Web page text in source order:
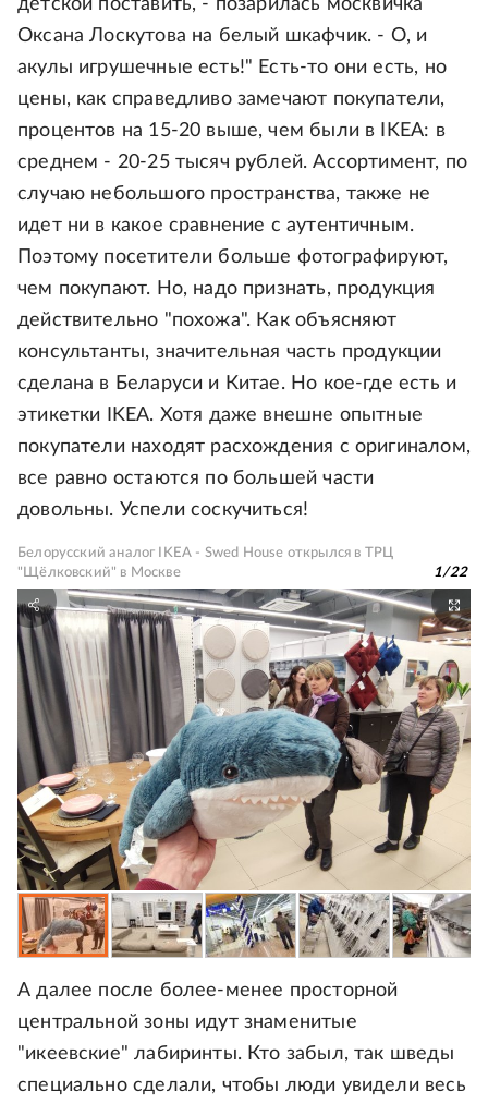
детской поставить, - позарилась москвичка
Оксана Лоскутова на белый шкафчик. - О, и
акулы игрушечные есть!" Есть-то они есть, но
цены, как справедливо замечают покупатели,
процентов на 15-20 выше, чем были в IKEA: в
среднем - 20-25 тысяч рублей. Ассортимент, по
случаю небольшого пространства, также не
идет ни в какое сравнение с аутентичным.
Поэтому посетители больше фотографируют,
чем покупают. Но, надо признать, продукция
действительно "похожа". Как объясняют
консультанты, значительная часть продукции
сделана в Беларуси и Китае. Но кое-где есть и
этикетки IKEA. Хотя даже внешне опытные
покупатели находят расхождения с оригиналом,
все равно остаются по большей части
довольны. Успели соскучиться!
Белорусский аналог IKEA - Swed House открылся в ТРЦ
"Щёлковский" в Москве
1/22
А далее после более-менее просторной
центральной зоны идут знаменитые
"икеевские" лабиринты. Кто забыл, так шведы
специально сделали, чтобы люди увидели весь